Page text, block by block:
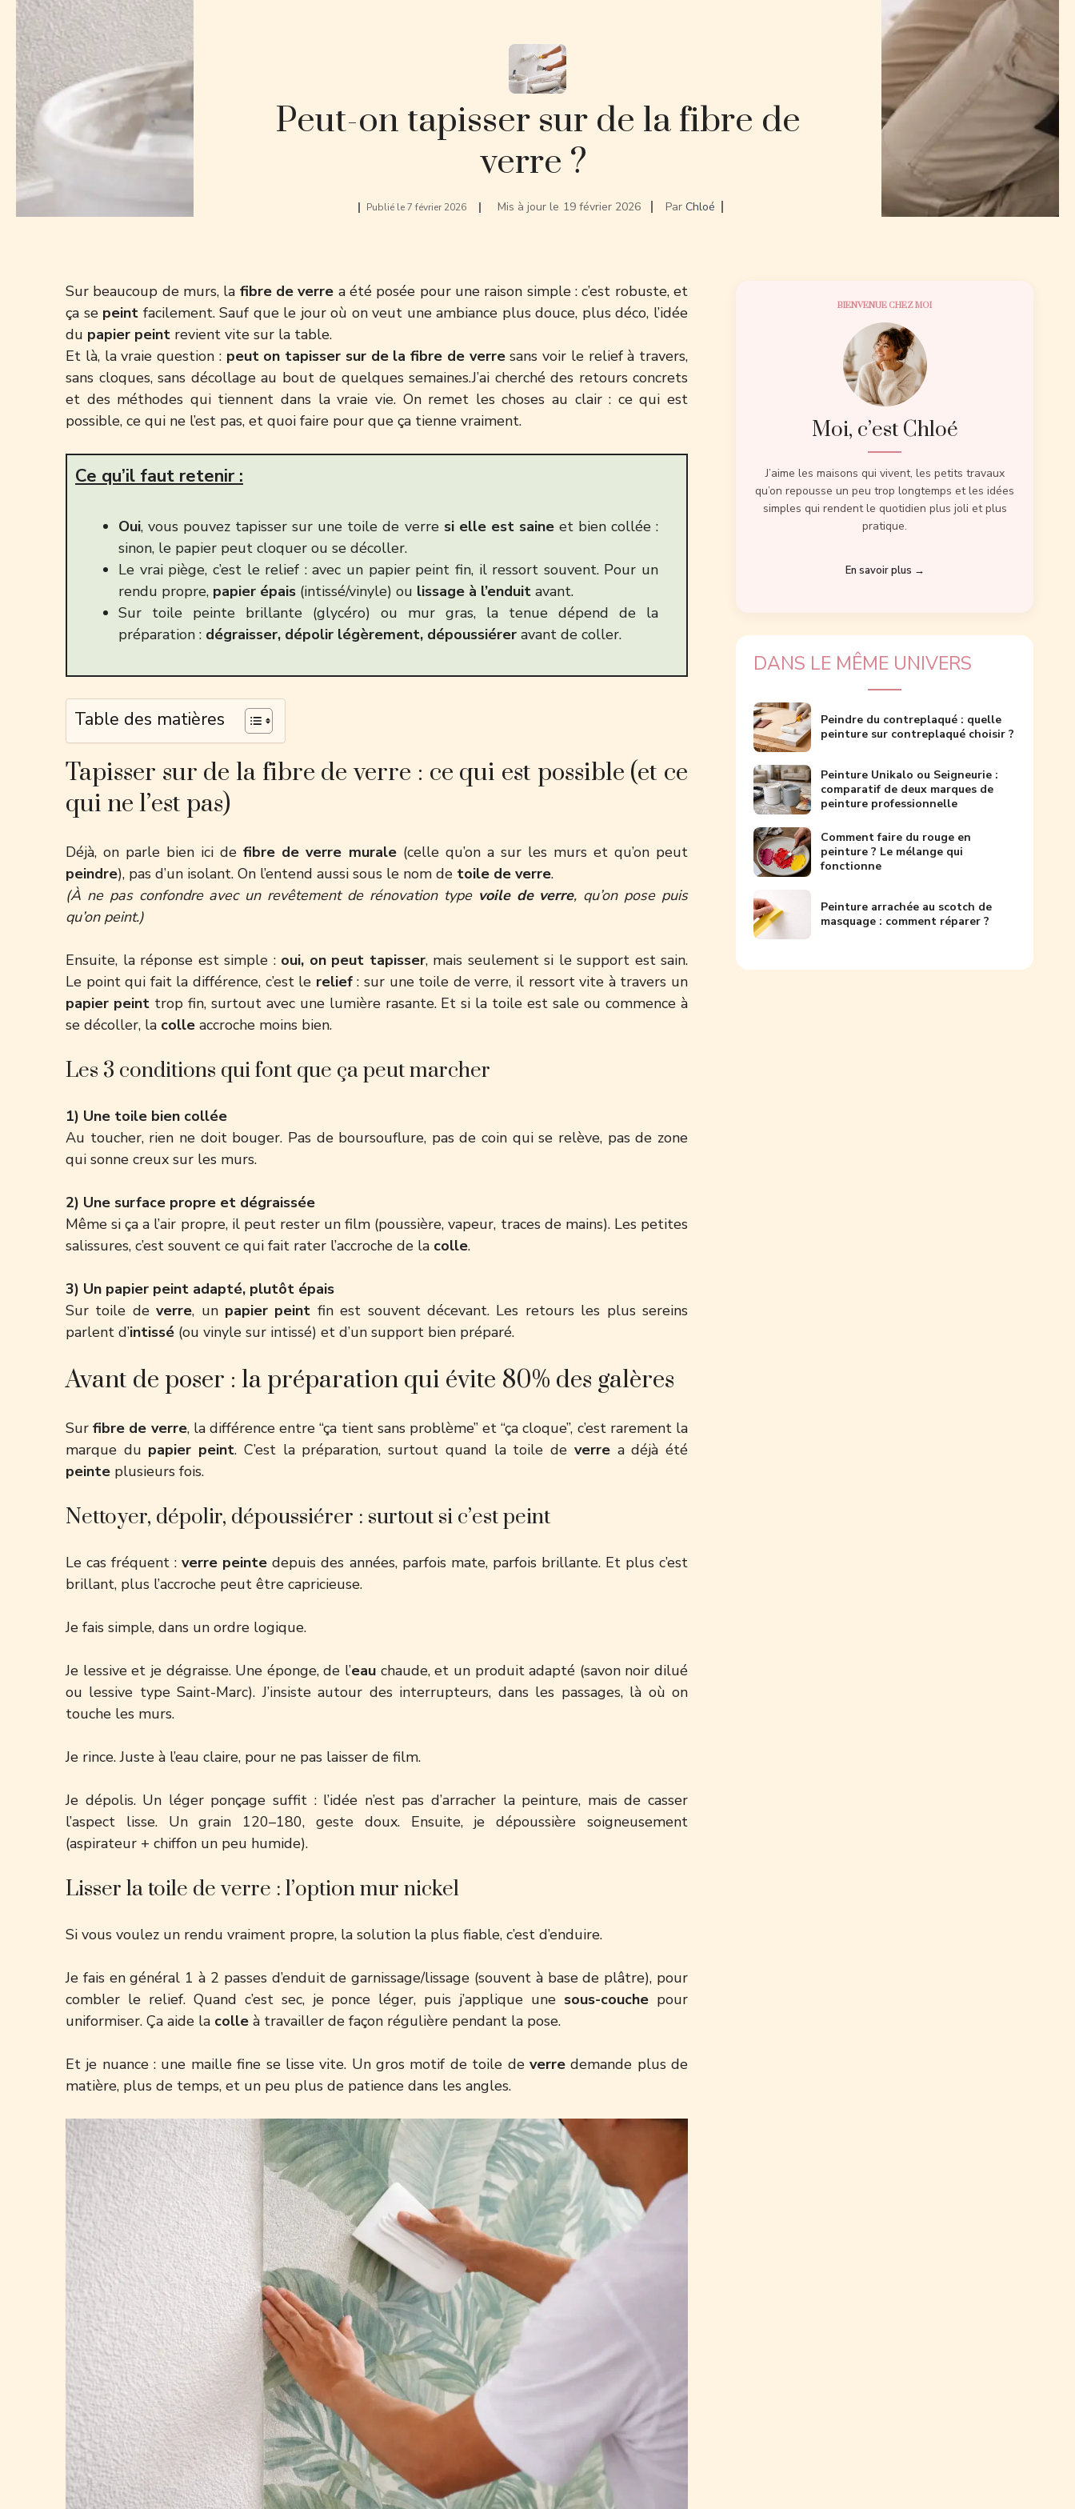
Peut-on tapisser sur de la fibre de
verre ?
Publié le7 février 2026 Mis à jour le 19 février 2026 Par Chloé
Sur beaucoup de murs, la fibre de verre a été posée pour une raison simple : c’est robuste, et
ça se peint facilement. Sauf que le jour où on veut une ambiance plus douce, plus déco, l’idée
du papier peint revient vite sur la table.
Et là, la vraie question : peut on tapisser sur de la fibre de verresans voir le relief à travers,
sans cloques, sans décollage au bout de quelques semaines.J’ai cherché des retours concrets
et des méthodes qui tiennent dans la vraie vie. On remet les choses au clair : ce qui est
possible, ce qui ne l’est pas, et quoi faire pour que ça tienne vraiment.
Ce qu’il faut retenir :
Oui, vous pouvez tapisser sur une toile de verre si elle est saineet bien collée :
sinon, le papier peut cloquer ou se décoller.
Le vrai piège, c’est le relief : avec un papier peint fin, il ressort souvent. Pour un
rendu propre, papier épais (intissé/vinyle) ou lissage à l’enduit avant.
Sur toile peinte brillante (glycéro) ou mur gras, la tenue dépend de la
préparation : dégraisser, dépolir légèrement, dépoussiérer avant de coller.
Table des matières
Tapisser sur de la fibre de verre : ce qui est possible (et ce
qui ne l’est pas)
Déjà, on parle bien ici defibre de verre murale(celle qu’on a sur les murs et qu’on peut
peindre), pas d’un isolant. On l’entend aussi sous le nom de toile de verre.
(À ne pas confondre avec un revêtement de rénovation type voile de verre, qu’on pose puis
qu’on peint.)
Ensuite, la réponse est simple : oui, on peut tapisser, mais seulement si le support est sain.
Le point qui fait la différence, c’est le relief: sur une toile de verre, il ressort vite à travers un
papier peinttrop fin, surtout avec une lumière rasante. Et si la toile est sale ou commence à
se décoller, la colle accroche moins bien.
Les 3 conditions qui font que ça peut marcher
1) Une toile bien collée
Au toucher, rien ne doit bouger. Pas de boursouflure, pas de coin qui se relève, pas de zone
qui sonne creux sur les murs.
2) Une surface propre et dégraissée
Même si ça a l’air propre, il peut rester un film (poussière, vapeur, traces de mains). Les petites
salissures, c’est souvent ce qui fait rater l’accroche de la colle.
3) Un papier peint adapté, plutôt épais
Sur toile deverre, un papier peint fin est souvent décevant. Les retours les plus sereins
parlent d’intissé (ou vinyle sur intissé) et d’un support bien préparé.
Avant de poser : la préparation qui évite 80% des galères
Surfibre de verre, la différence entre “ça tient sans problème” et “ça cloque”, c’est rarement la
marque du papier peint. C’est la préparation, surtout quand la toile de verrea déjà été
peinte plusieurs fois.
Nettoyer, dépolir, dépoussiérer : surtout si c’est peint
Le cas fréquent :verre peinte depuis des années, parfois mate, parfois brillante. Et plus c’est
brillant, plus l’accroche peut être capricieuse.
Je fais simple, dans un ordre logique.
Je lessive et je dégraisse. Une éponge, de l’eau chaude, et un produit adapté (savon noir dilué
ou lessive type Saint-Marc). J’insiste autour des interrupteurs, dans les passages, là où on
touche les murs.
Je rince. Juste à l’eau claire, pour ne pas laisser de film.
Je dépolis. Un léger ponçage suffit : l’idée n’est pas d’arracher la peinture, mais de casser
l’aspect lisse. Un grain 120–180, geste doux. Ensuite, je dépoussière soigneusement
(aspirateur + chiffon un peu humide).
Lisser la toile de verre : l’option mur nickel
Si vous voulez un rendu vraiment propre, la solution la plus fiable, c’est d’enduire.
Je fais en général 1 à 2 passes d’enduit de garnissage/lissage (souvent à base de plâtre), pour
combler le relief. Quand c’est sec, je ponce léger, puis j’applique une sous-couche pour
uniformiser. Ça aide la colle à travailler de façon régulière pendant la pose.
Et je nuance : une maille fine se lisse vite. Un gros motif de toile de verredemande plus de
matière, plus de temps, et un peu plus de patience dans les angles.
BIENVENUE CHEZ MOI
Moi, c’est Chloé
J’aime les maisons qui vivent, les petits travaux
qu’on repousse un peu trop longtemps et les idées
simples qui rendent le quotidien plus joli et plus
pratique.
En savoir plus →
DANS LE MÊME UNIVERS
Peindre du contreplaqué : quelle
peinture sur contreplaqué choisir ?
Peinture Unikalo ou Seigneurie :
comparatif de deux marques de
peinture professionnelle
Comment faire du rouge en
peinture ? Le mélange qui
fonctionne
Peinture arrachée au scotch de
masquage : comment réparer ?